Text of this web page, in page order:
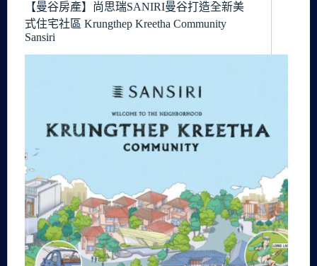
【曼谷房產】尚思瑞SANIRI曼谷打造全新美
式住宅社區 Krungthep Kreetha Community
Sansiri